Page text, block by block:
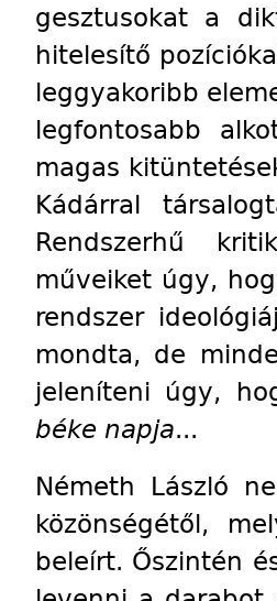
gesztusokat a
hitelesítő
leggyakoribb
legfontosabb
magas
Kádárral
Rendszerhű
műveiket úgy,
rendszer
mondta, de
jeleníteni úgy,
béke napja...
Németh László
közönségétől,
beleírt. Őszintén